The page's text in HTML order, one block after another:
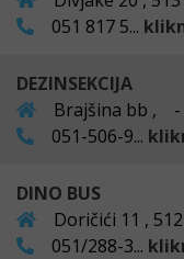
051 817 5...
DEZINSEKCIJA
Brajšina bb ,
051-506-9...
DINO BUS
Doričići 11 ,
051/288-3...